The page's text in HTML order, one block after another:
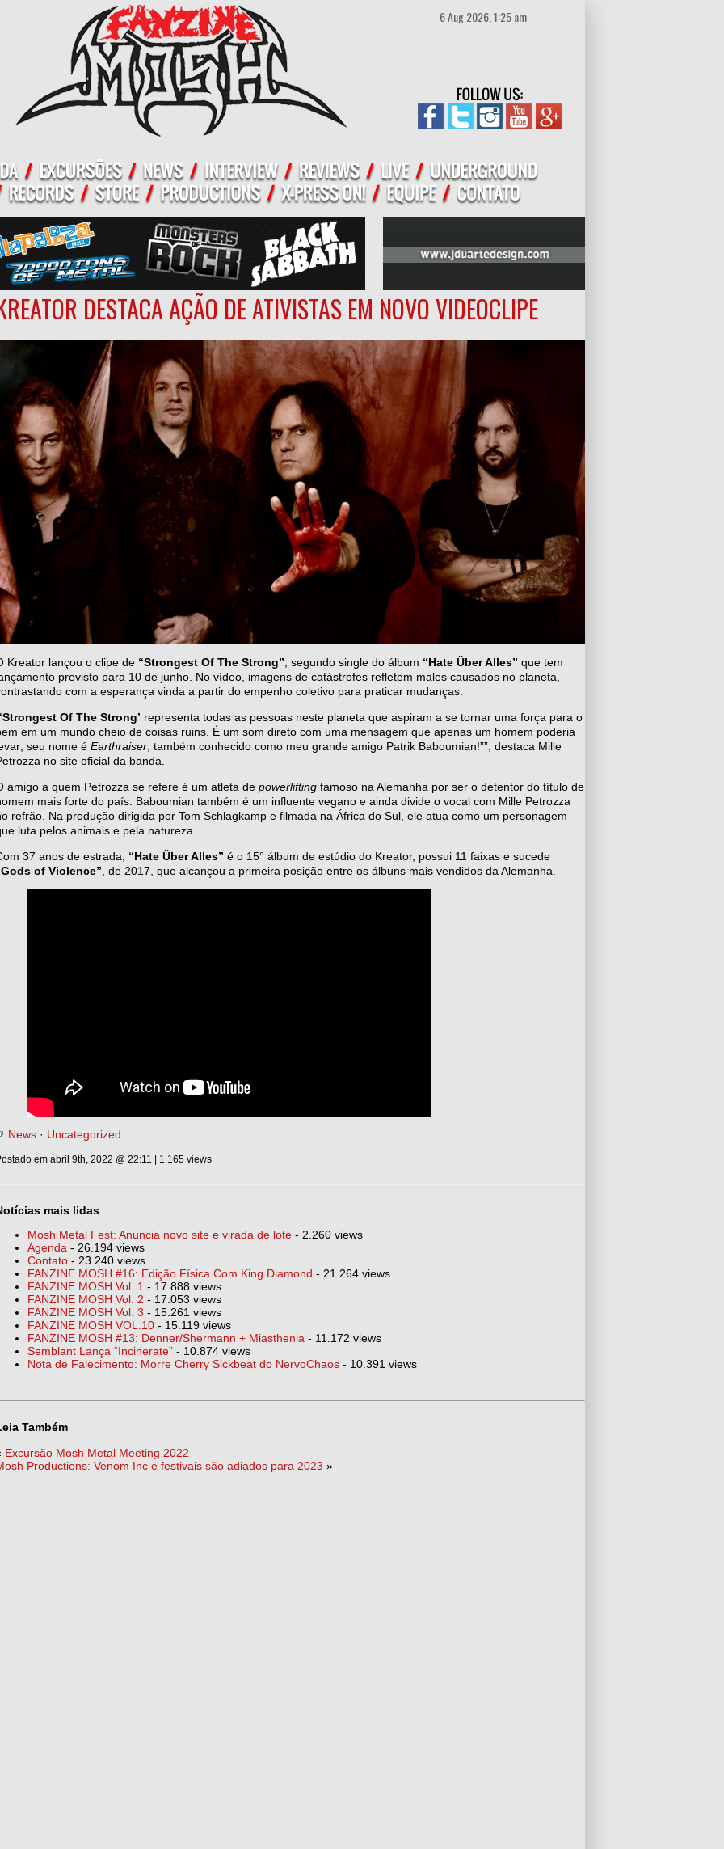
6 Aug 2026, 1:25 am
DESTACA AÇÃO DE ATIVISTAS EM NOVO VIDEOCLIPE
Kreator lançou o clipe de “Strongest Of The Strong” , segundo single do álbum “Hate Über Alles” que tem
previsto para 10 de junho. No vídeo, imagens de catástrofes refletem males causados no planeta,
com a esperança vinda a partir do empenho coletivo para praticar mudanças.
‘Strongest Of The Strong’ representa todas as pessoas neste planeta que aspiram a se tornar uma força para o
em um mundo cheio de coisas ruins. É um som direto com uma mensagem que apenas um homem poderia
seu nome é Earthraiser , também conhecido como meu grande amigo Patrik Baboumian!””, destaca Mille
no site oficial da banda.
amigo a quem Petrozza se refere é um atleta de powerlifting famoso na Alemanha por ser o detentor do título de
mais forte do país. Baboumian também é um influente vegano e ainda divide o vocal com Mille Petrozza
refrão. Na produção dirigida por Tom Schlagkamp e filmada na África do Sul, ele atua como um personagem
luta pelos animais e pela natureza.
37 anos de estrada, “Hate Über Alles” é o 15° álbum de estúdio do Kreator, possui 11 faixas e sucede
of Violence” , de 2017, que alcançou a primeira posição entre os álbuns mais vendidos da Alemanha.
News · Uncategorized
em abril 9th, 2022 @ 22:11 | 1.165 views
mais lidas
Mosh Metal Fest: Anuncia novo site e virada de lote - 2.260 views
Agenda - 26.194 views
Contato - 23.240 views
FANZINE MOSH #16: Edição Física Com King Diamond - 21.264 views
FANZINE MOSH Vol. 1 - 17.888 views
FANZINE MOSH Vol. 2 - 17.053 views
FANZINE MOSH Vol. 3 - 15.261 views
FANZINE MOSH VOL.10 - 15.119 views
FANZINE MOSH #13: Denner/Shermann + Miasthenia - 11.172 views
Semblant Lança “Incinerate” - 10.874 views
Nota de Falecimento: Morre Cherry Sickbeat do NervoChaos - 10.391 views
Também
Excursão Mosh Metal Meeting 2022
Productions: Venom Inc e festivais são adiados para 2023 »